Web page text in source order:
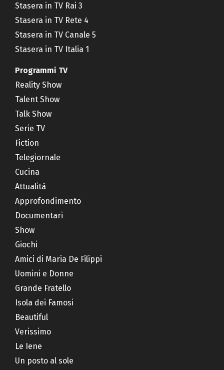
Stasera in TV Rai 3
Stasera in TV Rete 4
Stasera in TV Canale 5
Stasera in TV Italia 1
Programmi TV
Reality Show
Talent Show
Talk Show
Serie TV
Fiction
Telegiornale
Cucina
Attualità
Approfondimento
Documentari
Show
Giochi
Amici di Maria De Filippi
Uomini e Donne
Grande Fratello
Isola dei Famosi
Beautiful
Verissimo
Le Iene
Un posto al sole